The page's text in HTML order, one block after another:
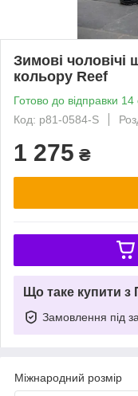
Зимові
кольору Reef
Готово до відправки 14
Код: p81-0584-S
1 275 ₴
Що таке купити з
Замовлення під
Міжнародний розмір